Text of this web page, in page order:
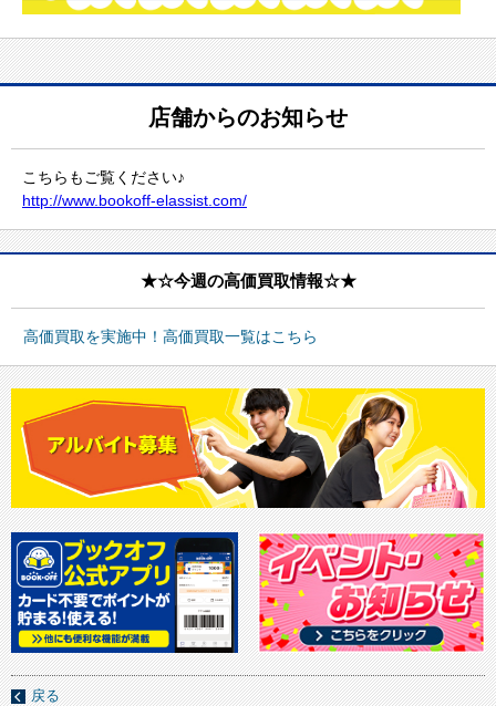
店舗からのお知らせ
こちらもご覧ください♪
http://www.bookoff-elassist.com/
★☆今週の高価買取情報☆★
高価買取を実施中！高価買取一覧はこちら
戻る